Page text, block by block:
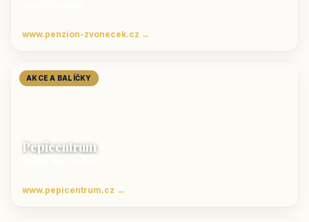
www.penzion-zvonecek.cz →
AKCE A BALÍČKY
Pepicentrum
www.pepicentrum.cz →